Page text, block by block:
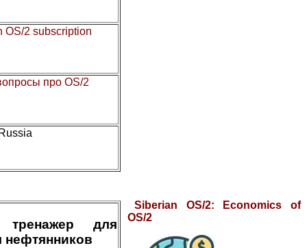
OS/2 subscription
про OS/2
для
нефтянников
Siberian OS/2: Economics of
OS/2